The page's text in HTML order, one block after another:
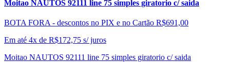
Moitao NAUTOS 92111 line 75 simples giratorio c/ saida
BOTA FORA - descontos no PIX e no Cartão R$691,00
Em até 4x de R$172,75 s/ juros
Moitao NAUTOS 92111 line 75 simples giratorio c/ saida